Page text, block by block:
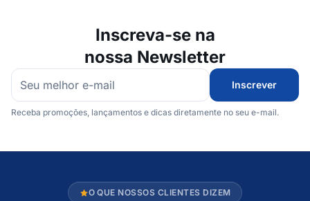
Inscreva-se na
nossa Newsletter
Inscrever
Receba promoções, lançamentos e dicas diretamente no seu e-mail.
O QUE NOSSOS CLIENTES DIZEM